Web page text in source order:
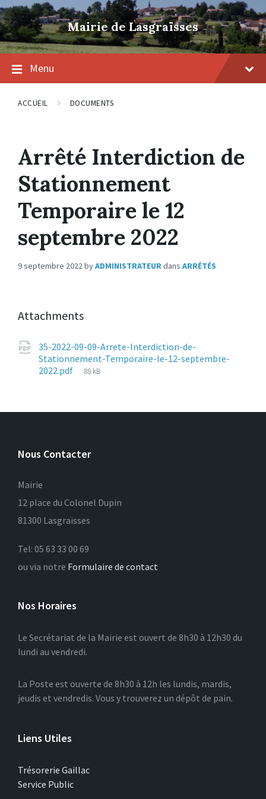
Skip
to
content
Skip
to
main
navigation
Skip
to
footer
Mairie de Lasgraïsses
Menu
ACCUEIL DOCUMENTS
Arrêté Interdiction de
Stationnement
Temporaire le 12
septembre 2022
9 septembre 2022byADMINISTRATEURdans ARRÊTÉS
Attachments
35-2022-09-09-Arrete-Interdiction-de-
Stationnement-Temporaire-le-12-septembre-
2022.pdf
File
88 kB
Nous Contacter
Mairie
12 place du Colonel Dupin
81300 Lasgraïsses
Tel: 05 63 33 00 69
ou via notre Formulaire de contact
Nos Horaires
Le Secrétariat de la Mairie est ouvert de 8h30 à 12h30 du
lundi au vendredi.
La Poste est ouverte de 8h30 à 12h les lundis, mardis,
jeudis et vendredis. Vous y trouverez un dépôt de pain.
Liens Utiles
Trésorerie Gaillac
Service Public